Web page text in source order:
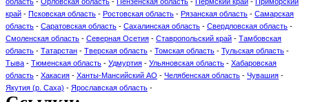
край - Псковская область - Ростовская область - Рязанская область - Самарская
область - Саратовская область - Сахалинская область - Свердловская область -
Смоленская область - Северная Осетия - Ставропольский край - Тамбовская
область - Татарстан - Тверская область - Томская область - Тульская область -
Тыва - Тюменская область - Удмуртия - Ульяновская область - Хабаровская
область - Хакасия - Ханты-Мансийский АО - Челябенская область - Чувашия -
Якутия (р. Саха) - Ярославская область -